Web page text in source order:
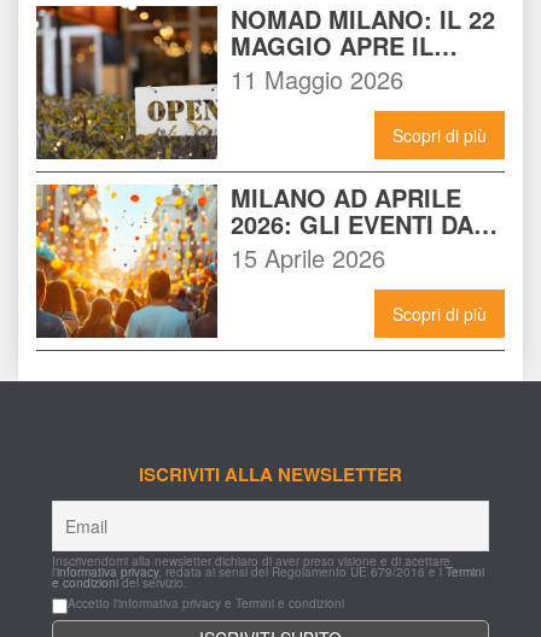
NOMAD MILANO: IL 22
MAGGIO APRE IL
LOCALE CHE
CAMBIERÀ I VENERDÌ
SERA A MILANO
11 Maggio 2026
Scopri di più
MILANO AD APRILE
2026: GLI EVENTI DA
NON PERDERE E
COME VIVERLI AL
15 Aprile 2026
Scopri di più
ISCRIVITI ALLA NEWSLETTER
Inscrivendomi alla newsletter dichiaro di aver preso visione e di acettare
l'informativa privacy, redata ai sensi del Regolamento UE 679/2016 e i Termini
e condizioni del servizio.
Accetto l'informativa privacy e Termini e condizioni